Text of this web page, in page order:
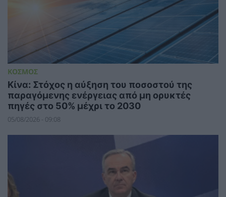
ΚΟΣΜΟΣ
Κίνα: Στόχος η αύξηση του ποσοστού της
παραγόμενης ενέργειας από μη ορυκτές
πηγές στο 50% μέχρι το 2030
05/08/2026 - 09:08